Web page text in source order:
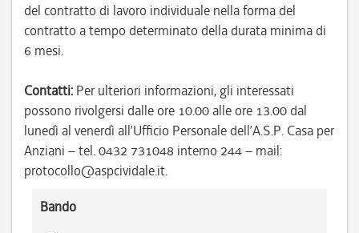
del contratto di lavoro individuale nella forma del
contratto a tempo determinato della durata minima di
6 mesi.
Contatti: Per ulteriori informazioni, gli interessati
possono rivolgersi dalle ore 10.00 alle ore 13.00 dal
lunedì al venerdì all’Ufficio Personale dell’A.S.P. Casa per
Anziani – tel. 0432 731048 interno 244 – mail:
protocollo@aspcividale.it.
Bando